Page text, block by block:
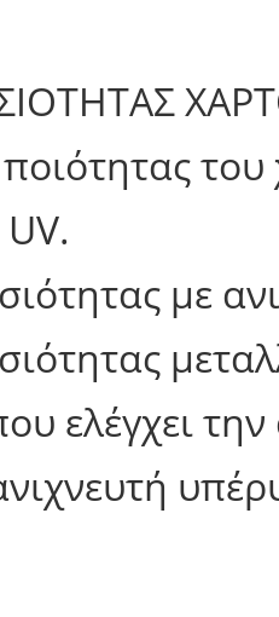
ποιότητας
με
ελέγχει